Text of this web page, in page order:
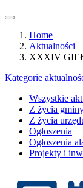
Home
Aktualności
XXXIV
Kategorie
Wszystkie
Z życia
Z życia
Ogłoszenia
Ogłoszenia
Projekty i